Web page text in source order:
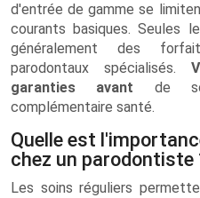
d'entrée de gamme se
courants basiques. Seules
généralement des
parodontaux spécialisés.
garanties avant de
complémentaire santé.
Quelle est
chez un parodontiste
Les soins réguliers